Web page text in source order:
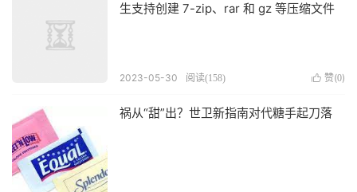
生支持创建 7-zip、rar 和 gz 等压缩文件
 赞(0)
2023-05-30 阅读(158)
祸从“甜”出？世卫新指南对代糖手起刀落